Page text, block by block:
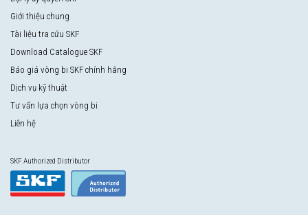
Giới thiệu chung
Tài liệu tra cứu SKF
Download Catalogue SKF
Báo giá vòng bi SKF chính hãng
Dịch vụ kỹ thuật
Tư vấn lựa chọn vòng bi
Liên hệ
SKF Authorized Distributor